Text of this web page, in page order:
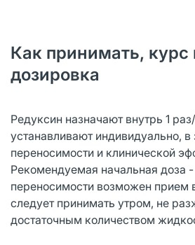
Как принимать, курс
дозировка
Редуксин назначают внутрь 1
устанавливают индивидуально, в
переносимости и клинической
Рекомендуемая начальная доза -
переносимости возможен прием
следует принимать утром, не
достаточным количеством